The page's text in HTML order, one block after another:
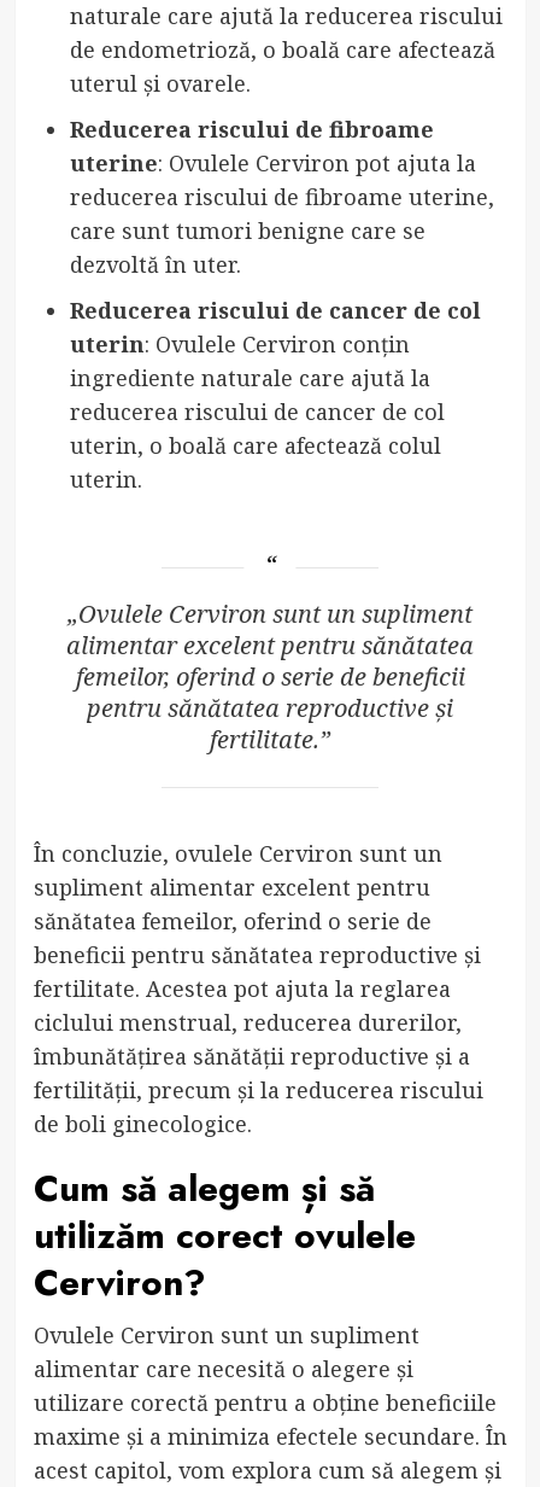
naturale care ajută la reducerea riscului
de endometrioză, o boală care afectează
uterul și ovarele.
Reducerea riscului de fibroame
uterine: Ovulele Cerviron pot ajuta la
reducerea riscului de fibroame uterine,
care sunt tumori benigne care se
dezvoltă în uter.
Reducerea riscului de cancer de col
uterin: Ovulele Cerviron conțin
ingrediente naturale care ajută la
reducerea riscului de cancer de col
uterin, o boală care afectează colul
uterin.
„Ovulele Cerviron sunt un supliment
alimentar excelent pentru sănătatea
femeilor, oferind o serie de beneficii
pentru sănătatea reproductive și
fertilitate.”
În concluzie, ovulele Cerviron sunt un
supliment alimentar excelent pentru
sănătatea femeilor, oferind o serie de
beneficii pentru sănătatea reproductive și
fertilitate. Acestea pot ajuta la reglarea
ciclului menstrual, reducerea durerilor,
îmbunătățirea sănătății reproductive și a
fertilității, precum și la reducerea riscului
de boli ginecologice.
Cum să alegem și să
utilizăm corect ovulele
Cerviron?
Ovulele Cerviron sunt un supliment
alimentar care necesită o alegere și
utilizare corectă pentru a obține beneficiile
maxime și a minimiza efectele secundare. În
acest capitol, vom explora cum să alegem și